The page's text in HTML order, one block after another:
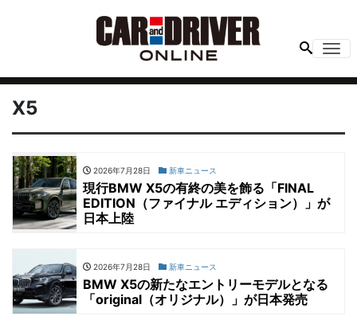
X5
2026年7月28日 新車ニュース
現行BMW X5の有終の美を飾る「FINAL
EDITION（ファイナル エディション）」が
日本上陸
2026年7月28日 新車ニュース
BMW X5の新たなエントリーモデルとなる
「original（オリジナル）」が日本発売